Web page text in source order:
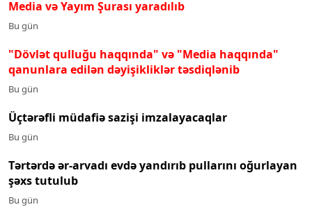
Media və Yayım Şurası yaradılıb
Bu gün
"Dövlət qulluğu haqqında" və "Media haqqında"
qanunlara edilən dəyişikliklər təsdiqlənib
Bu gün
Üçtərəfli müdafiə sazişi imzalayacaqlar
Bu gün
Tərtərdə ər-arvadı evdə yandırıb pullarını oğurlayan
şəxs tutulub
Bu gün